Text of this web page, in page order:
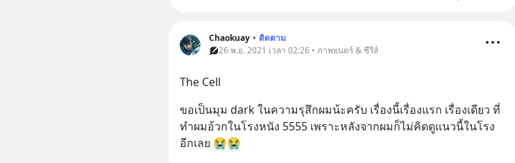
Chaokuay • ติดตาม
26 พ.ย. 2021 เวลา 02:26 • ภาพยนตร์ & ซีรีส์
The Cell
ขอเป็นมุม dark ในความรุสึกผมน้ะครับ เรื่องนี้เรื่องแรก เรื่องเดียว ที่
ทำผมอ้วกในโรงหนัง 5555 เพราะหลังจากผมก็ไม่คิดดูแนวนี้ในโรง
อีกเลย 😭😭